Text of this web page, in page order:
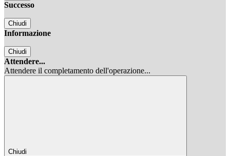
Successo
Chiudi
Informazione
Chiudi
Attendere...
Attendere il completamento dell'operazione...
Chiudi